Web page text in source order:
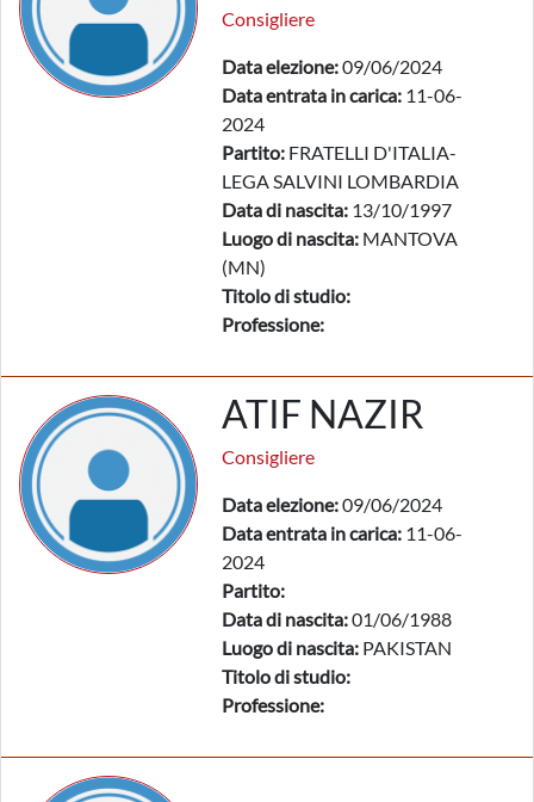
Consigliere
Data elezione:09/06/2024
Data entrata in carica: 11-06-
2024
Partito: FRATELLI D'ITALIA-
LEGA SALVINI LOMBARDIA
Data di nascita: 13/10/1997
Luogo di nascita: MANTOVA
(MN)
Titolo di studio:
Professione:
ATIF NAZIR
Consigliere
Data elezione:09/06/2024
Data entrata in carica: 11-06-
2024
Partito:
Data di nascita:01/06/1988
Luogo di nascita: PAKISTAN
Titolo di studio:
Professione: